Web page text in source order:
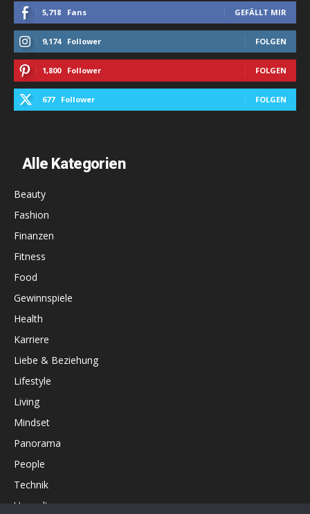
5,718 Fans GEFÄLLT MIR
9,174 Follower FOLGEN
1,800 Follower FOLGEN
677 Follower FOLGEN
Alle Kategorien
Beauty
Fashion
Finanzen
Fitness
Food
Gewinnspiele
Health
Karriere
Liebe & Beziehung
Lifestyle
Living
Mindset
Panorama
People
Technik
Umwelt